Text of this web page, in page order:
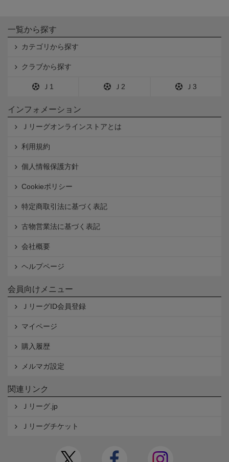
一覧から探す
カテゴリから探す
クラブから探す
Ｊ1 Ｊ2 Ｊ3
インフォメーション
Ｊリーグオンラインストアとは
利用規約
個人情報保護方針
Cookieポリシー
特定商取引法に基づく表記
古物営業法に基づく表記
会社概要
ヘルプページ
会員向けメニュー
ＪリーグID会員登録
マイページ
購入履歴
メルマガ設定
関連リンク
Ｊリーグ.jp
Ｊリーグチケット